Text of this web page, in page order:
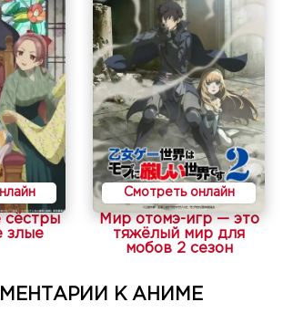
сёстры
злые
Смотреть онлайн
Мир отомэ-игр — это
тяжёлый мир для
мобов 2 сезон
К АНИМЕ